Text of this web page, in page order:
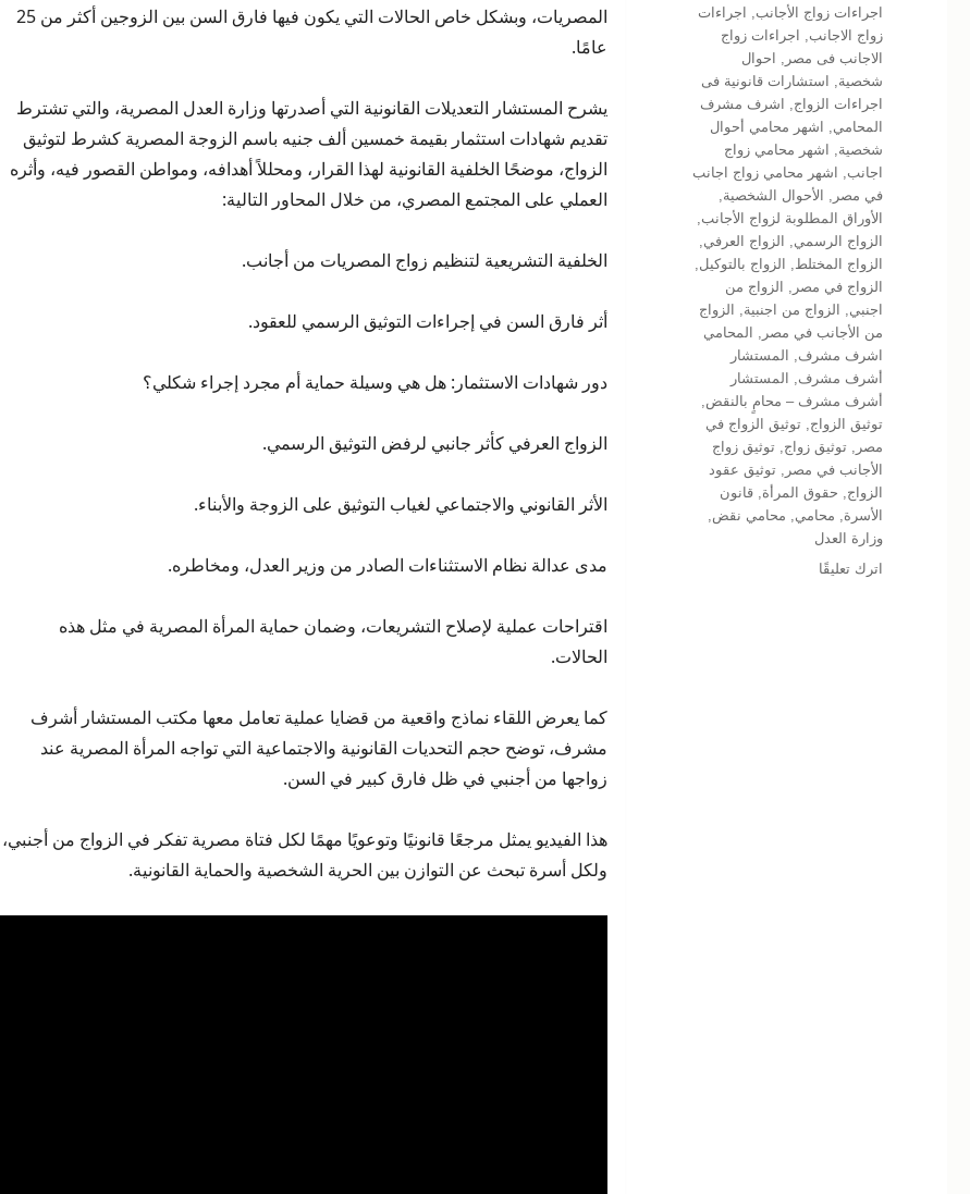
المصريات، وبشكل خاص الحالات التي يكون فيها فارق السن بين الزوجين أكثر من 25
عامًا.
يشرح المستشار التعديلات القانونية التي أصدرتها وزارة العدل المصرية، والتي تشترط
تقديم شهادات استثمار بقيمة خمسين ألف جنيه باسم الزوجة المصرية كشرط لتوثيق
الزواج، موضحًا الخلفية القانونية لهذا القرار، ومحللاً أهدافه، ومواطن القصور فيه، وأثره
العملي على المجتمع المصري، من خلال المحاور التالية:
الخلفية التشريعية لتنظيم زواج المصريات من أجانب.
أثر فارق السن في إجراءات التوثيق الرسمي للعقود.
دور شهادات الاستثمار: هل هي وسيلة حماية أم مجرد إجراء شكلي؟
الزواج العرفي كأثر جانبي لرفض التوثيق الرسمي.
الأثر القانوني والاجتماعي لغياب التوثيق على الزوجة والأبناء.
مدى عدالة نظام الاستثناءات الصادر من وزير العدل، ومخاطره.
اقتراحات عملية لإصلاح التشريعات، وضمان حماية المرأة المصرية في مثل هذه
الحالات.
كما يعرض اللقاء نماذج واقعية من قضايا عملية تعامل معها مكتب المستشار أشرف
مشرف، توضح حجم التحديات القانونية والاجتماعية التي تواجه المرأة المصرية عند
زواجها من أجنبي في ظل فارق كبير في السن.
هذا الفيديو يمثل مرجعًا قانونيًا وتوعويًا مهمًا لكل فتاة مصرية تفكر في الزواج من أجنبي،
ولكل أسرة تبحث عن التوازن بين الحرية الشخصية والحماية القانونية.
اجراءات زواج الأجانب,
اجراءات
زواج الاجانب,
اجراءات زواج
الاجانب فى مصر ,
احوال
شخصية,
استشارات قانونية فى
اجراءات الزواج,
اشرف مشرف
المحامي,
اشهر محامي أحوال
شخصية,
اشهر محامي زواج
اجانب,
اشهر محامي زواج اجانب
في مصر , الأحوال الشخصية,
الأوراق المطلوبة لزواج الأجانب,
الزواج الرسمي, الزواج العرفي,
الزواج المختلط, الزواج بالتوكيل,
الزواج في مصر ,
الزواج من
اجنبي, الزواج من اجنبية,
الزواج
من الأجانب في مصر ,
المحامي
اشرف مشرف,
المستشار
أشرف مشرف,
المستشار
أشرف مشرف – محامٍ بالنقض,
توثيق الزواج,توثيق الزواج في
مصر ,توثيق زواج,توثيق زواج
الأجانب في مصر ,توثيق عقود
الزواج, حقوق المرأة,قانون
الأسرة, محامي, محامي نقض,
وزارة العدل
اترك تعليقًا